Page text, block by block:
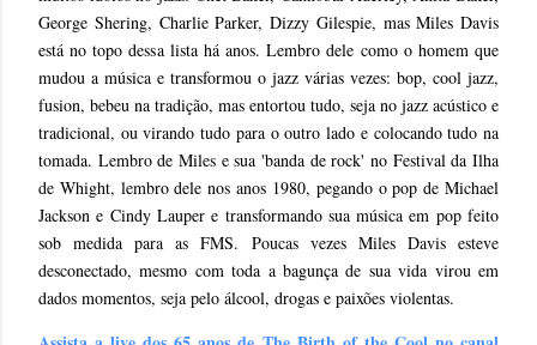
George Shering, Charlie Parker, Dizzy Gilespie, mas Miles Davis
está no topo dessa lista há anos. Lembro dele como o homem que
mudou a música e transformou o jazz várias vezes: bop, cool jazz,
fusion, bebeu na tradição, mas entortou tudo, seja no jazz acústico e
tradicional, ou virando tudo para o outro lado e colocando tudo na
tomada. Lembro de Miles e sua 'banda de rock' no Festival da Ilha
de Whight, lembro dele nos anos 1980, pegando o pop de Michael
Jackson e Cindy Lauper e transformando sua música em pop feito
sob medida para as FMS. Poucas vezes Miles Davis esteve
desconectado, mesmo com toda a bagunça de sua vida virou em
dados momentos, seja pelo álcool, drogas e paixões violentas.